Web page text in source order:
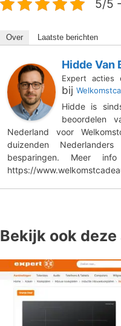
5/5
Over Laatste berichten
Hidde Van
Expert acties
bij
Hidde is
beoordelen
Nederland voor
duizenden
besparingen. Meer
https://
Bekijk ook